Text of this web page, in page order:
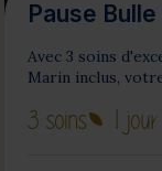
Pause
Avec 3 soins
Marin inclus,
3 soins 1 jour